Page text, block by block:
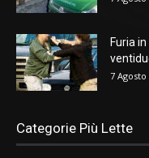
Furia
7 Agosto
Categorie Più Lette